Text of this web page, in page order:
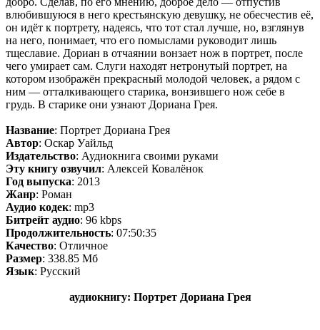
влюбившуюся в него крестьянскую девушку, не обесчестив её,
он идёт к портрету, надеясь, что тот стал лучше, но, взглянув
на него, понимает, что его помыслами руководит лишь
тщеславие. Дориан в отчаянии вонзает нож в портрет, после
чего умирает сам. Слуги находят нетронутый портрет, на
котором изображён прекрасный молодой человек, а рядом с
ним — отталкивающего старика, вонзившего нож себе в
грудь. В старике они узнают Дориана Грея.
Название: Портрет Дориана Грея
Автор: Оскар Уайльд
Издательство: Аудиокнига своими руками
Эту книгу озвучил: Алексей Ковалёнок
Год выпуска: 2013
Жанр: Роман
Аудио кодек: mp3
Битрейт аудио: 96 kbps
Продолжительность: 07:50:35
Качество: Отличное
Размер: 338.85 Мб
Язык: Русский
аудиокнигу: Портрет Дориана Грея